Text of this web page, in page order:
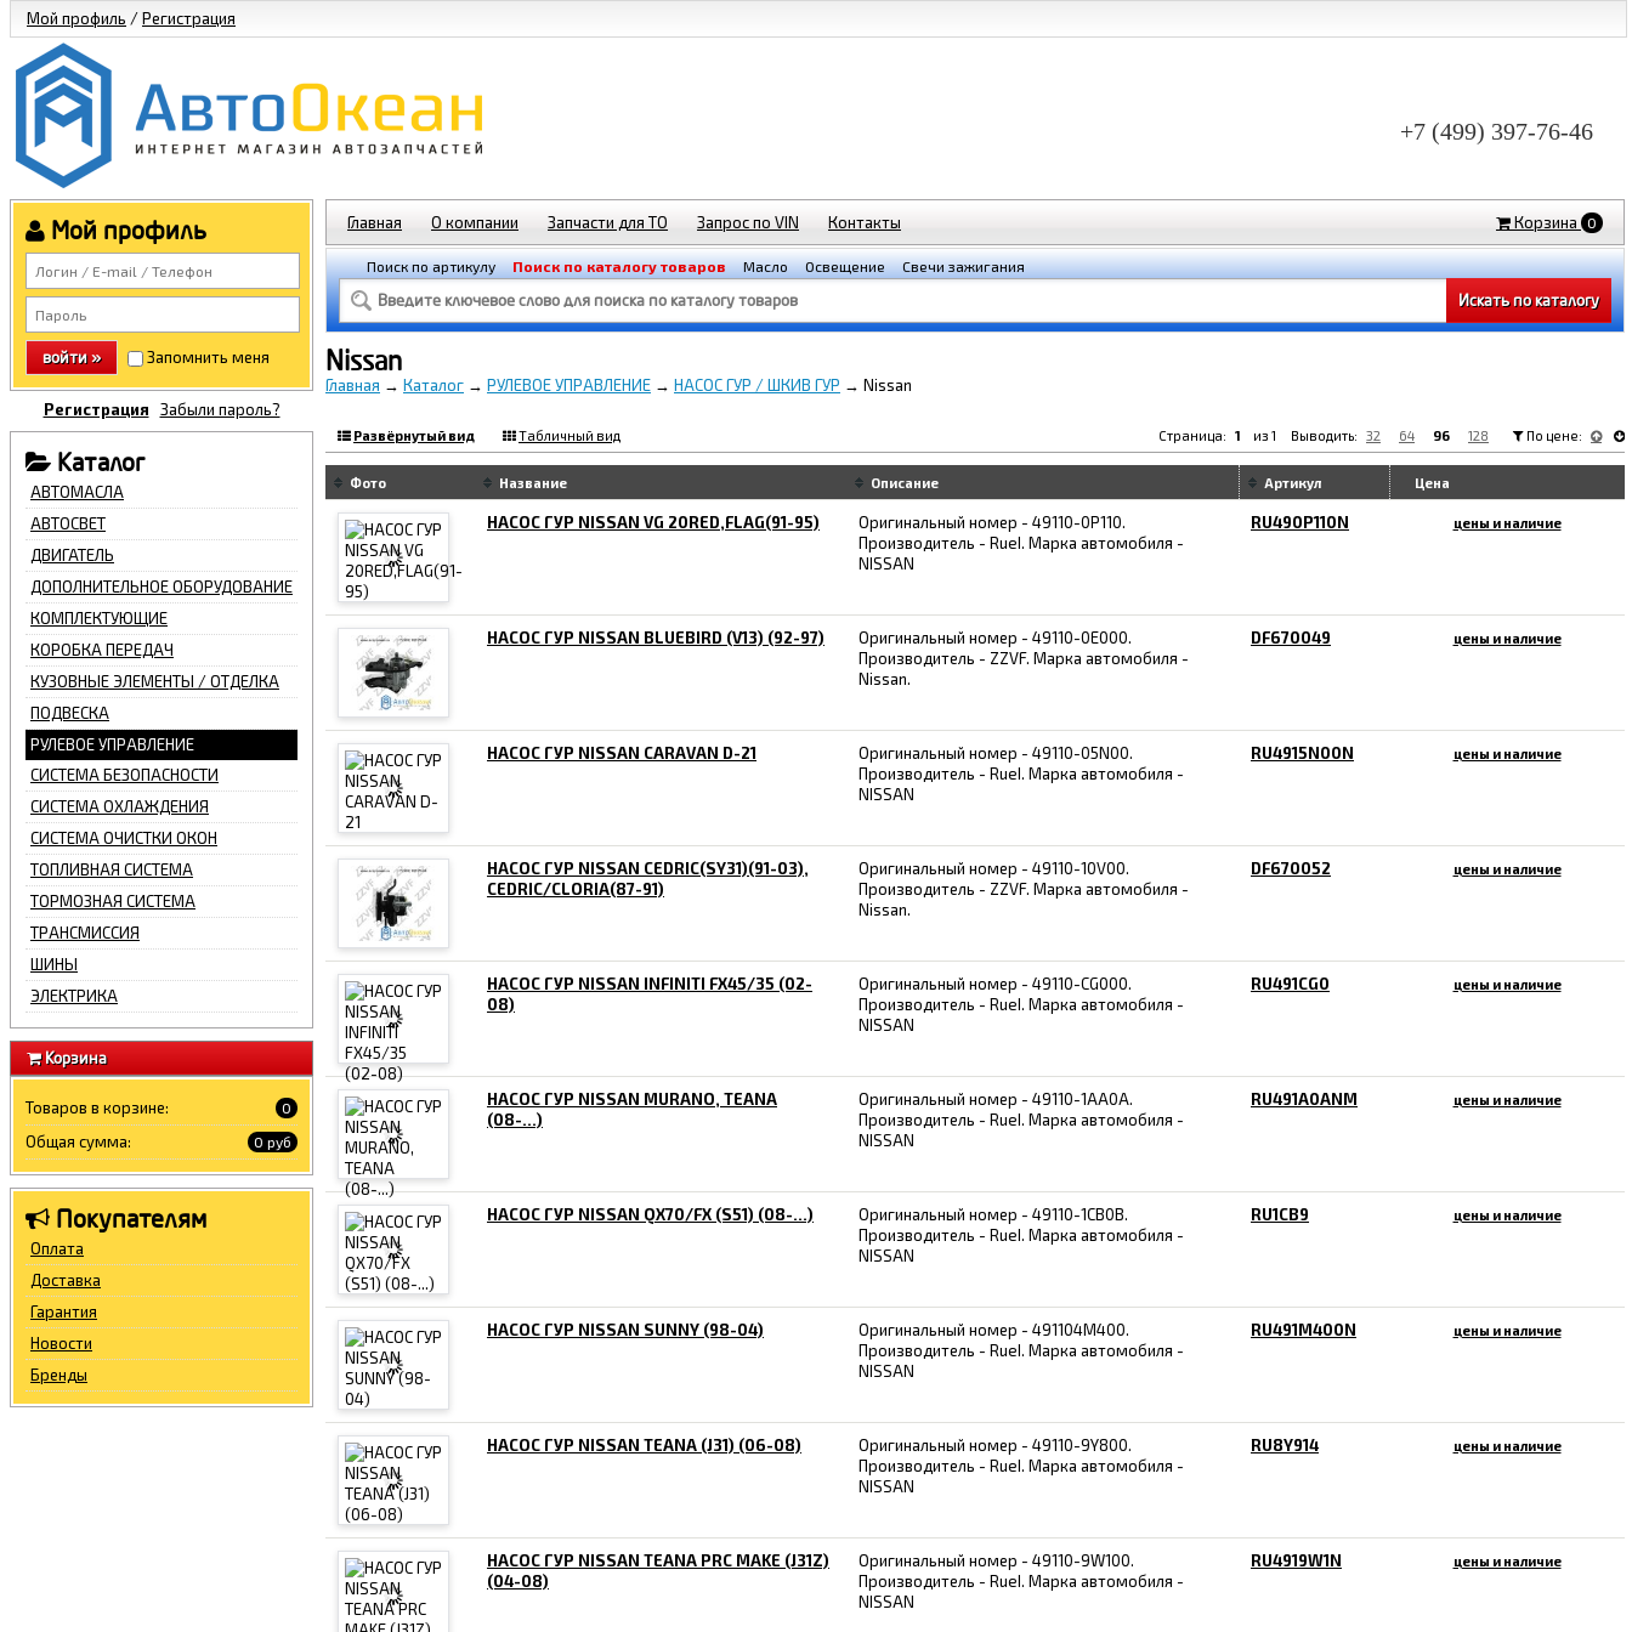
Мой профиль /Регистрация
+7 (499) 397-76-46
Мой профиль
войти » Запомнить меня
Регистрация Забыли пароль?
Каталог
АВТОМАСЛА
АВТОСВЕТ
ДВИГАТЕЛЬ
ДОПОЛНИТЕЛЬНОЕ ОБОРУДОВАНИЕ
КОМПЛЕКТУЮЩИЕ
КОРОБКА ПЕРЕДАЧ
КУЗОВНЫЕ ЭЛЕМЕНТЫ / ОТДЕЛКА
ПОДВЕСКА
РУЛЕВОЕ УПРАВЛЕНИЕ
СИСТЕМА БЕЗОПАСНОСТИ
СИСТЕМА ОХЛАЖДЕНИЯ
СИСТЕМА ОЧИСТКИ ОКОН
ТОПЛИВНАЯ СИСТЕМА
ТОРМОЗНАЯ СИСТЕМА
ТРАНСМИССИЯ
ШИНЫ
ЭЛЕКТРИКА
Корзина
Товаров в корзине: 0
Общая сумма: 0 руб
Покупателям
Оплата
Доставка
Гарантия
Новости
Бренды
Главная О компании Запчасти для ТО Запрос по VIN Контакты Корзина 0
Поиск по артикулу Поиск по каталогу товаров Масло Освещение Свечи зажигания
Nissan
Главная → Каталог → РУЛЕВОЕ УПРАВЛЕНИЕ → НАСОС ГУР / ШКИВ ГУР → Nissan
Развёрнутый вид Табличный вид Страница: 1 из 1 Выводить: 32 64 96 128 По цене:
Фото Название Описание Артикул Цена
НАСОС ГУР NISSAN VG 20RED,FLAG(91-95)
Оригинальный номер - 49110-0P110.
Производитель - RueI. Марка автомобиля -
NISSAN
RU490P110N цены и наличие
НАСОС ГУР NISSAN BLUEBIRD (V13) (92-97)
Оригинальный номер - 49110-0E000.
Производитель - ZZVF. Марка автомобиля -
Nissan.
DF670049 цены и наличие
НАСОС ГУР NISSAN CARAVAN D-21
Оригинальный номер - 49110-05N00.
Производитель - RueI. Марка автомобиля -
NISSAN
RU4915N00N цены и наличие
НАСОС ГУР NISSAN CEDRIC(SY31)(91-03),
CEDRIC/CLORIA(87-91)
Оригинальный номер - 49110-10V00.
Производитель - ZZVF. Марка автомобиля -
Nissan.
DF670052 цены и наличие
НАСОС ГУР NISSAN INFINITI FX45/35 (02-
08)
Оригинальный номер - 49110-CG000.
Производитель - RueI. Марка автомобиля -
NISSAN
RU491CG0 цены и наличие
НАСОС ГУР NISSAN MURANO, TEANA
(08-...)
Оригинальный номер - 49110-1AA0A.
Производитель - RueI. Марка автомобиля -
NISSAN
RU491A0ANM цены и наличие
НАСОС ГУР NISSAN QX70/FX (S51) (08-...)
Оригинальный номер - 49110-1CB0B.
Производитель - RueI. Марка автомобиля -
NISSAN
RU1CB9 цены и наличие
НАСОС ГУР NISSAN SUNNY (98-04)
Оригинальный номер - 491104M400.
Производитель - RueI. Марка автомобиля -
NISSAN
RU491M400N цены и наличие
НАСОС ГУР NISSAN TEANA (J31) (06-08)
Оригинальный номер - 49110-9Y800.
Производитель - RueI. Марка автомобиля -
NISSAN
RU8Y914 цены и наличие
НАСОС ГУР NISSAN TEANA PRC MAKE (J31Z)
(04-08)
Оригинальный номер - 49110-9W100.
Производитель - RueI. Марка автомобиля -
NISSAN
RU4919W1N цены и наличие